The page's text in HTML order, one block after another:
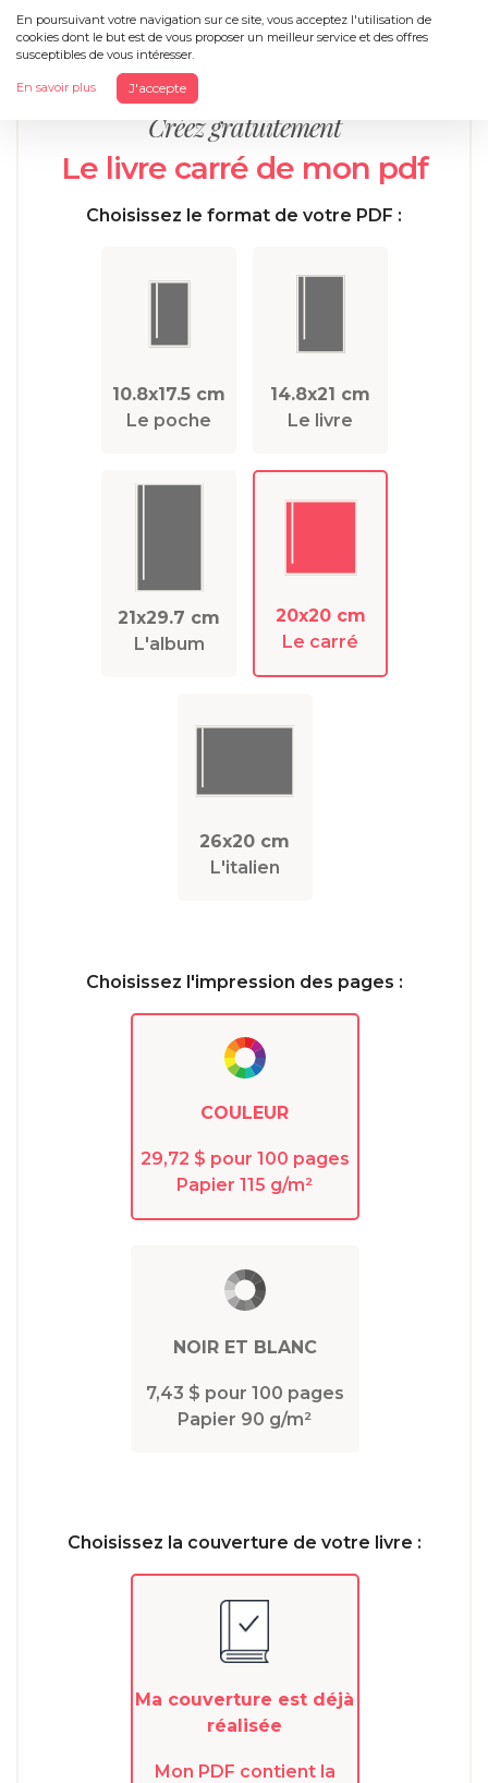
En poursuivant votre navigation sur ce site, vous acceptez l'utilisation de
cookies dont le but est de vous proposer un meilleur service et des offres
susceptibles de vous intéresser.
En savoir plus J'accepte
Menu
Créez gratuitement
Le livre carré de mon pdf
Choisissez le format de votre PDF :
10.8x17.5 cm
Le poche
14.8x21 cm
Le livre
21x29.7 cm
L'album
20x20 cm
Le carré
26x20 cm
L'italien
Choisissez l'impression des pages :
COULEUR
29,72 $ pour 100 pages
Papier 115 g/m²
NOIR ET BLANC
7,43 $ pour 100 pages
Papier 90 g/m²
Choisissez la couverture de votre livre :
Ma couverture est déjà
réalisée
Mon PDF contient la